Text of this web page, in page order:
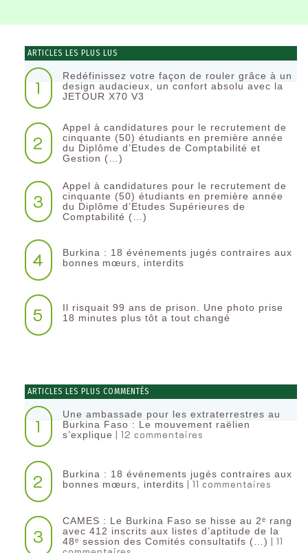
ARTICLES LES PLUS LUS
1
Redéfinissez votre façon de rouler grâce à un
design audacieux, un confort absolu avec la
JETOUR X70 V3
2
Appel à candidatures pour le recrutement de
cinquante (50) étudiants en première année
du Diplôme d’Etudes de Comptabilité et
Gestion (…)
3
Appel à candidatures pour le recrutement de
cinquante (50) étudiants en première année
du Diplôme d’Etudes Supérieures de
Comptabilité (…)
4
Burkina : 18 événements jugés contraires aux
bonnes mœurs, interdits
5
Il risquait 99 ans de prison. Une photo prise
18 minutes plus tôt a tout changé
ARTICLES LES PLUS COMMENTÉS
1
Une ambassade pour les extraterrestres au
Burkina Faso : Le mouvement raëlien
s’explique | 12 commentaires
2
Burkina : 18 événements jugés contraires aux
bonnes mœurs, interdits | 11 commentaires
3
CAMES : Le Burkina Faso se hisse au 2ᵉ rang
avec 412 inscrits aux listes d’aptitude de la
48ᵉ session des Comités consultatifs (…) | 11